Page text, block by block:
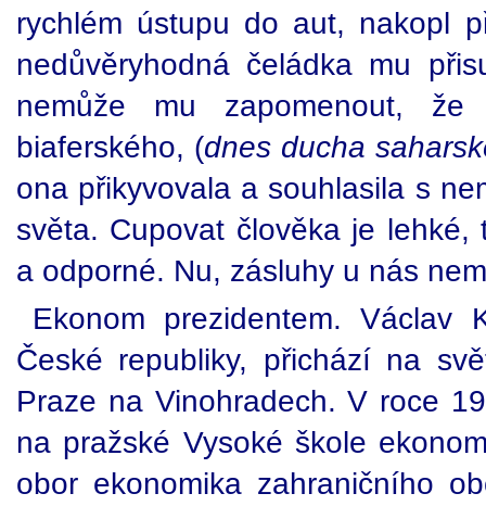
rychlém ústupu do aut, nakopl
nedůvěryhodná čeládka mu
nemůže mu zapomenout,
biaferského, (dnes ducha
ona přikyvovala a souhlasila s
světa. Cupovat člověka je
a odporné. Nu, zásluhy u nás
Ekonom prezidentem. Václav
České republiky, přichází na
Praze na Vinohradech. V roce
na pražské Vysoké škole
obor ekonomika zahraničního